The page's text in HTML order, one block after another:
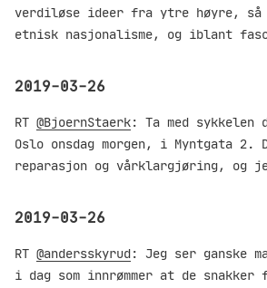
verdiløse ideer fra ytre høyre, så
etnisk nasjonalisme, og iblant
2019-03-26
RT @BjoernStaerk: Ta med
Oslo onsdag morgen, i Myntgata
reparasjon og vårklargjøring, og
2019-03-26
RT @andersskyrud: Jeg ser ganske
i dag som innrømmer at de